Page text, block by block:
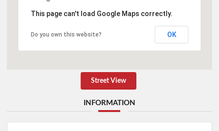
This page can't load Google Maps correctly.
Do you own this website? OK
Street View
INFORMATION